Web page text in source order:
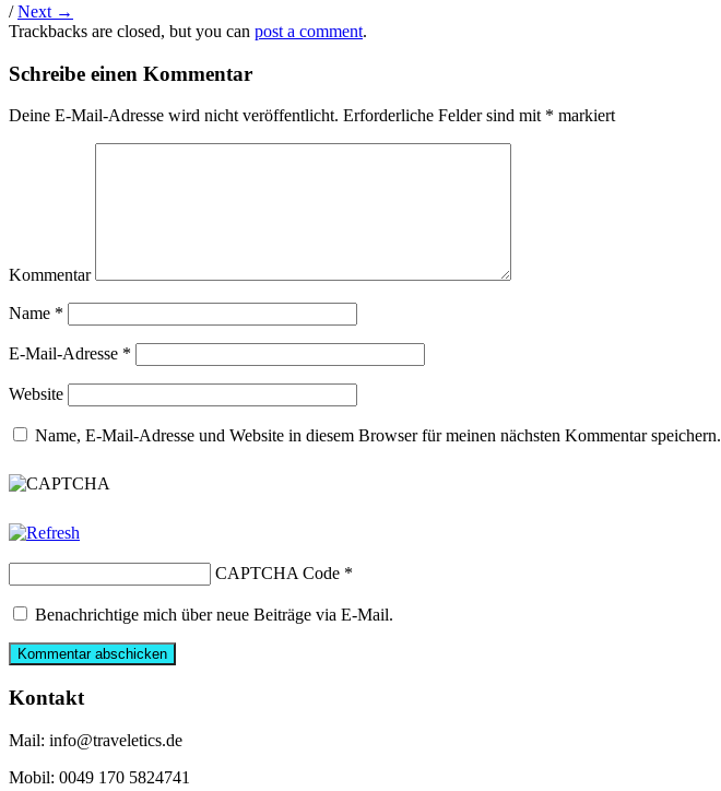
/Next →
Trackbacks are closed, but you can post a comment.
Schreibe einen Kommentar
Deine E-Mail-Adresse wird nicht veröffentlicht. Erforderliche Felder sind mit * markiert
Kommentar
Name *
E-Mail-Adresse *
Website
Name, E-Mail-Adresse und Website in diesem Browser für meinen nächsten Kommentar speichern.
CAPTCHA Code *
Benachrichtige mich über neue Beiträge via E-Mail.
Kontakt
Mail: info@traveletics.de
Mobil: 0049 170 5824741